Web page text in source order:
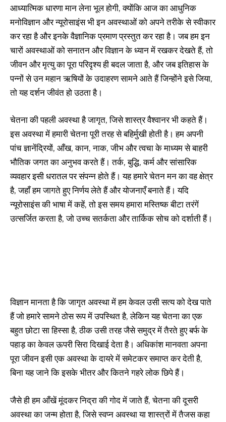
आध्यात्मिक धारणा मान लेना भूल होगी, क्योंकि आज का आधुनिक
मनोविज्ञान और न्यूरोसाइंस भी इन अवस्थाओं को अपने तरीके से स्वीकार
कर रहा है और इनके वैज्ञानिक प्रमाण प्रस्तुत कर रहा है। जब हम इन
चारों अवस्थाओं को सनातन और विज्ञान के ध्यान में रखकर देखते हैं, तो
जीवन और मृत्यु का पूरा परिदृश्य ही बदल जाता है, और जब इतिहास के
पन्नों से उन महान ऋषियों के उदाहरण सामने आते हैं जिन्होंने इसे जिया,
तो यह दर्शन जीवंत हो उठता है।
चेतना की पहली अवस्था है जागृत, जिसे शास्त्र वैश्वानर भी कहते हैं।
इस अवस्था में हमारी चेतना पूरी तरह से बहिर्मुखी होती है। हम अपनी
पांच ज्ञानेंद्रियों, आँख, कान, नाक, जीभ और त्वचा के माध्यम से बाहरी
भौतिक जगत का अनुभव करते हैं। तर्क, बुद्धि, कर्म और सांसारिक
व्यवहार इसी धरातल पर संपन्न होते हैं। यह हमारे चेतन मन का वह क्षेत्र
है, जहाँ हम जागते हुए निर्णय लेते हैं और योजनाएँ बनाते हैं। यदि
न्यूरोसाइंस की भाषा में कहें, तो इस समय हमारा मस्तिष्क बीटा तरंगें
उत्सर्जित करता है, जो उच्च सतर्कता और तार्किक सोच को दर्शाती हैं।
विज्ञान मानता है कि जागृत अवस्था में हम केवल उसी सत्य को देख पाते
हैं जो हमारे सामने ठोस रूप में उपस्थित है, लेकिन यह चेतना का एक
बहुत छोटा सा हिस्सा है, ठीक उसी तरह जैसे समुद्र में तैरते हुए बर्फ के
पहाड़ का केवल ऊपरी सिरा दिखाई देता है। अधिकांश मानवता अपना
पूरा जीवन इसी एक अवस्था के दायरे में समेटकर समाप्त कर देती है,
बिना यह जाने कि इसके भीतर और कितने गहरे लोक छिपे हैं।
जैसे ही हम आँखें मूंदकर निद्रा की गोद में जाते हैं, चेतना की दूसरी
अवस्था का जन्म होता है, जिसे स्वप्न अवस्था या शास्त्रों में तैजस कहा